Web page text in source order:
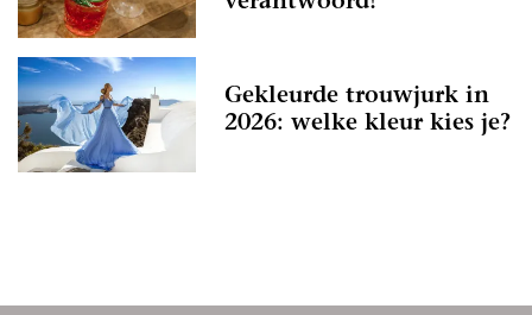
Gekleurde trouwjurk in
2026: welke kleur kies je?